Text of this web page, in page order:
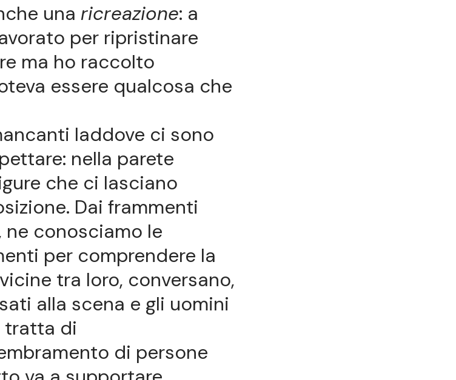
una ricreazione: a
per ripristinare
ma ho raccolto
essere qualcosa che
laddove ci sono
nella parete
che ci lasciano
Dai frammenti
ne conosciamo le
per comprendere la
tra loro, conversano,
alla scena e gli uomini
tratta di
di persone